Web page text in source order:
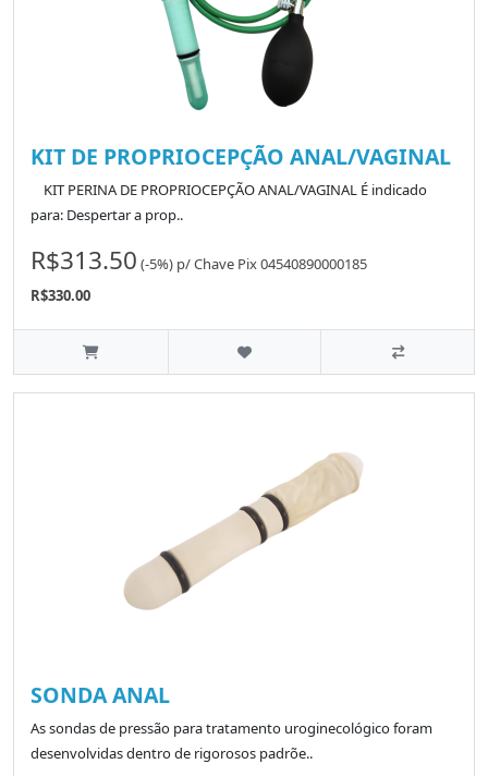
KIT DE PROPRIOCEPÇÃO ANAL/VAGINAL
KIT PERINA DE PROPRIOCEPÇÃO ANAL/VAGINAL É indicado
para: Despertar a prop..
R$313.50 (-5%) p/Chave Pix 04540890000185
R$330.00
SONDA ANAL
As sondas de pressão para tratamento uroginecológico foram
desenvolvidas dentro de rigorosos padrõe..